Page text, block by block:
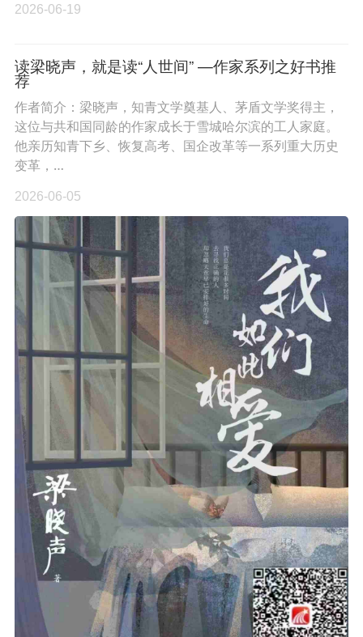
2026-06-19
读梁晓声，就是读“人世间” —作家系列之好书推
荐
作者简介：梁晓声，知青文学奠基人、茅盾文学奖得主，
这位与共和国同龄的作家成长于雪城哈尔滨的工人家庭。
他亲历知青下乡、恢复高考、国企改革等一系列重大历史
变革，…
2026-06-05